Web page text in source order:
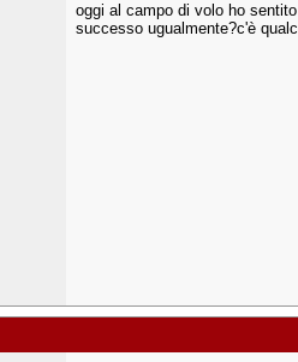
oggi al campo di volo ho
successo ugualmente?c'è